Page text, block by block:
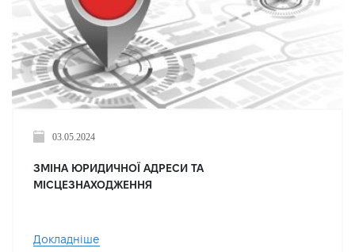
03.05.2024
ЗМІНА ЮРИДИЧНОЇ АДРЕСИ ТА
МІСЦЕЗНАХОДЖЕННЯ
Докладніше